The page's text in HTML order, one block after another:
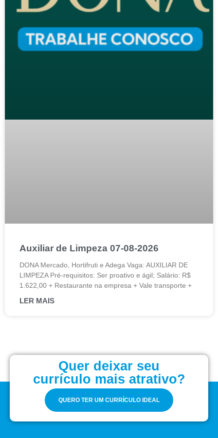
Auxiliar de Limpeza 07-08-2026
DONA Mercado, Hortifruti e Adega Vaga: AUXILIAR DE
LIMPEZA Pré-requisitos: Ser proativo e ágil; Salário: R$
1.622,00 + Restaurante na empresa + Vale transporte +
LER MAIS
Quer deixar seu
currículo mais atrativo?
QUERO TER UM CURRÍCULO IDEAL